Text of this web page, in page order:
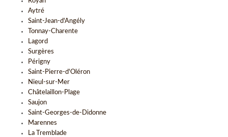
Aytré
Saint-Jean-d'Angély
Tonnay-Charente
Lagord
Surgères
Périgny
Saint-Pierre-d'Oléron
Nieul-sur-Mer
Châtelaillon-Plage
Saujon
Saint-Georges-de-Didonne
Marennes
La Tremblade